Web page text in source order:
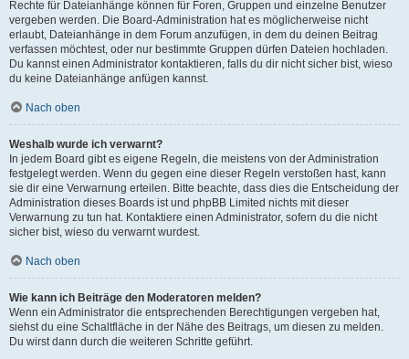
Rechte für Dateianhänge können für Foren, Gruppen und einzelne Benutzer
vergeben werden. Die Board-Administration hat es möglicherweise nicht
erlaubt, Dateianhänge in dem Forum anzufügen, in dem du deinen Beitrag
verfassen möchtest, oder nur bestimmte Gruppen dürfen Dateien hochladen.
Du kannst einen Administrator kontaktieren, falls du dir nicht sicher bist, wieso
du keine Dateianhänge anfügen kannst.
Nach oben
Weshalb wurde ich verwarnt?
In jedem Board gibt es eigene Regeln, die meistens von der Administration
festgelegt werden. Wenn du gegen eine dieser Regeln verstoßen hast, kann
sie dir eine Verwarnung erteilen. Bitte beachte, dass dies die Entscheidung der
Administration dieses Boards ist und phpBB Limited nichts mit dieser
Verwarnung zu tun hat. Kontaktiere einen Administrator, sofern du die nicht
sicher bist, wieso du verwarnt wurdest.
Nach oben
Wie kann ich Beiträge den Moderatoren melden?
Wenn ein Administrator die entsprechenden Berechtigungen vergeben hat,
siehst du eine Schaltfläche in der Nähe des Beitrags, um diesen zu melden.
Du wirst dann durch die weiteren Schritte geführt.